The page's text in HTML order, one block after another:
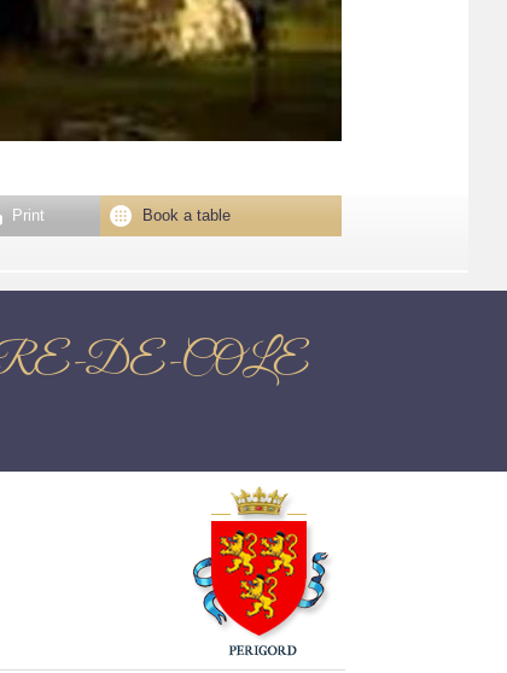
Book a table
Print
DE-COLE